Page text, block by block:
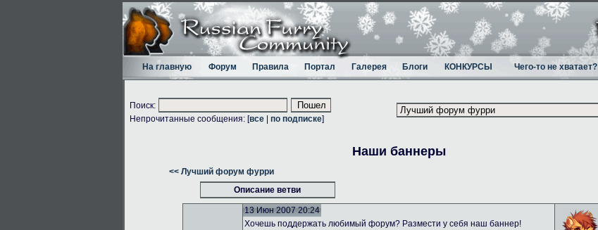
На главную Форум Правила Портал Галерея Блоги КОНКУРСЫ Чего-то не хватает?
Поиск:
Непрочитанные сообщения: [все по подписке]
Наши баннеры
<< Лучший форум фурри
Описание ветви
13 Июн 2007 20:24
Хочешь поддержать любимый форум? Размести у себя наш баннер!